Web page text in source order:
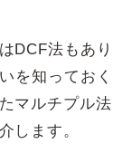
DCF法もあり
を知っておく
マルチプル法
します。